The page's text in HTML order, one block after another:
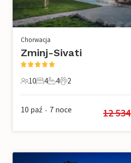
Chorwacja
Zminj-Sivati
10 Goście
10
4 Sypialnie
4
4 Łazienki
4
2 Zwierzęta domowe
2
10 paź • 7 noce 12 534